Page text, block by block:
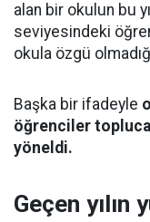
alan bir okulun bu
seviyesindeki
okula özgü
Başka bir ifadeyle
öğrenciler topluca
yöneldi.
Geçen